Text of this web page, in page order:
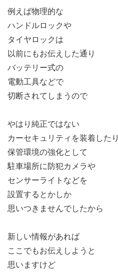
例えば物理的な
ハンドルロックや
タイヤロックは
以前にもお伝えした通り
バッテリー式の
電動工具などで
切断されてしまうので
やはり純正ではない
カーセキュリティを装着したり
保管環境の強化として
駐車場所に防犯カメラや
センサーライトなどを
設置するとかしか
思いつきませんでしたから
新しい情報があれば
ここでもお伝えしようと
思いますけど